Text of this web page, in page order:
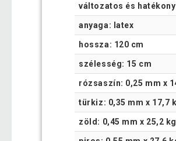
változatos és
anyaga: latex
hossza: 120 cm
szélesség: 15 cm
rózsaszín: 0,25 mm x
türkiz: 0,35 mm x 17,7
zöld: 0,45 mm x 25,2